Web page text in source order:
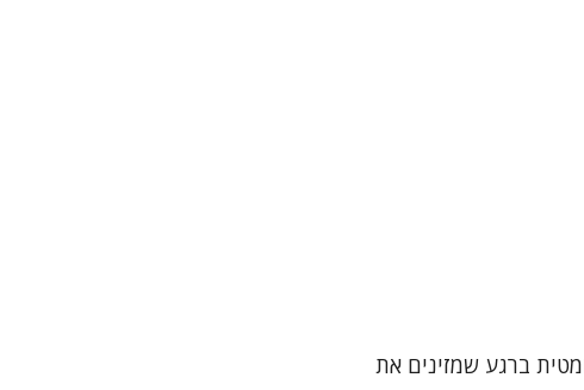
ברגע שמזינים את